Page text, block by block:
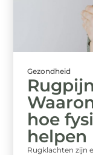
Gezondheid
hoe
helpen
Rugklachten zijn